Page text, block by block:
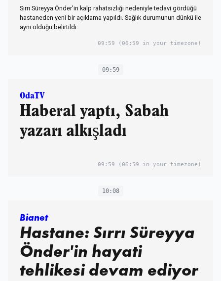
Sırrı Süreyya Önder'in kalp rahatsızlığı nedeniyle tedavi gördüğü
hastaneden yeni bir açıklama yapıldı. Sağlık durumunun dünkü ile
aynı olduğu belirtildi.
09:59 (06:59 in your timezone)
09:59
OdaTV
Haberal yaptı, Sabah
yazarı alkışladı
09:59 (06:59 in your timezone)
10:08
Bianet
Hastane: Sırrı Süreyya
Önder'in hayati
tehlikesi devam ediyor